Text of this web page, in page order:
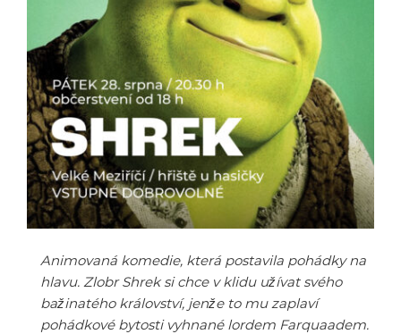
Animovaná komedie, která postavila pohádky na
hlavu. Zlobr Shrek si chce v klidu užívat svého
bažinatého království, jenže to mu zaplaví
pohádkové bytosti vyhnané lordem Farquaadem.